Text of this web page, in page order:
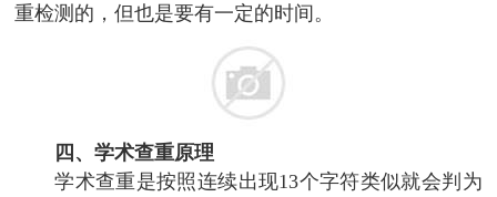
重检测的，但也是要有一定的时间。
四、学术查重原理
学术查重是按照连续出现13个字符类似就会判为